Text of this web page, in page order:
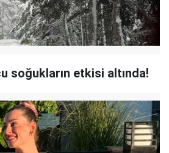
soğukların etkisi altında!